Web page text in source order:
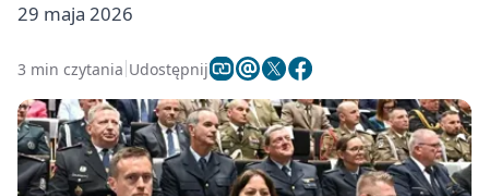
29 maja 2026
3 min czytania Udostępnij